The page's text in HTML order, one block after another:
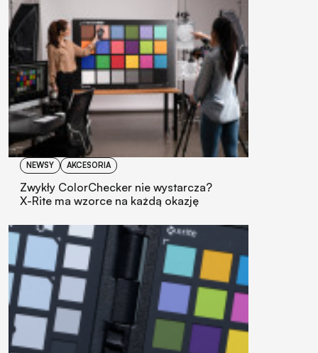
NEWSY AKCESORIA
Zwykły ColorChecker nie wystarcza?
X-Rite ma wzorce na każdą okazję